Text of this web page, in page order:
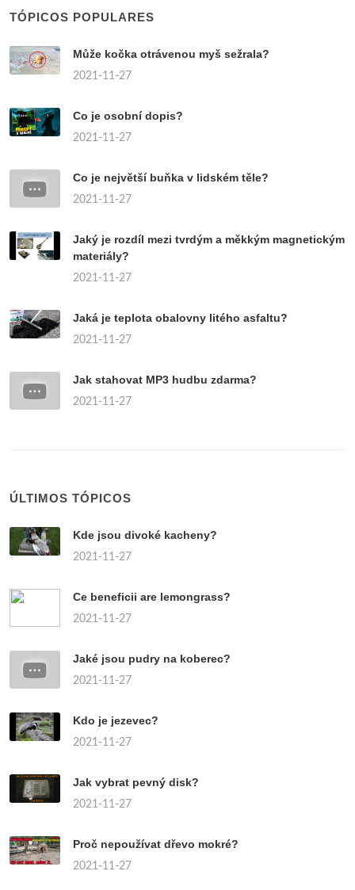
TÓPICOS POPULARES
Může kočka otrávenou myš sežrala?
2021-11-27
Co je osobní dopis?
2021-11-27
Co je největší buňka v lidském těle?
2021-11-27
Jaký je rozdíl mezi tvrdým a měkkým magnetickým
materiály?
2021-11-27
Jaká je teplota obalovny litého asfaltu?
2021-11-27
Jak stahovat MP3 hudbu zdarma?
2021-11-27
ÚLTIMOS TÓPICOS
Kde jsou divoké kacheny?
2021-11-27
Ce beneficii are lemongrass?
2021-11-27
Jaké jsou pudry na koberec?
2021-11-27
Kdo je jezevec?
2021-11-27
Jak vybrat pevný disk?
2021-11-27
Proč nepoužívat dřevo mokré?
2021-11-27